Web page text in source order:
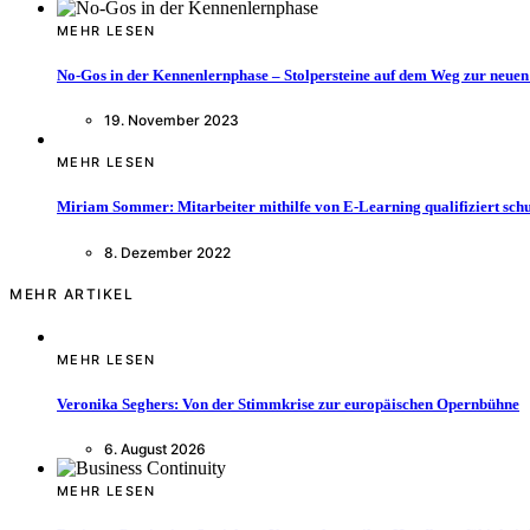
MEHR LESEN
No-Gos in der Kennenlernphase – Stolpersteine auf dem Weg zur
19. November 2023
MEHR LESEN
Miriam Sommer: Mitarbeiter mithilfe von E-Learning qualifiziert
8. Dezember 2022
MEHR ARTIKEL
MEHR LESEN
Veronika Seghers: Von der Stimmkrise zur europäischen Opernbühne
6. August 2026
MEHR LESEN